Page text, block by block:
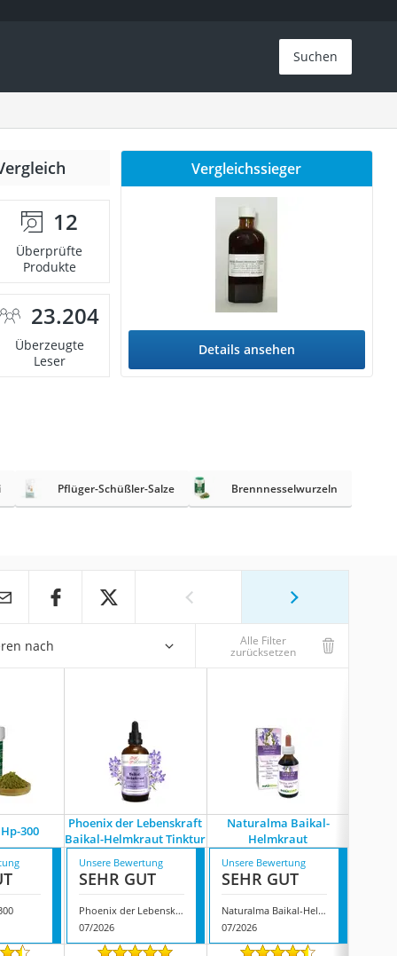
Suchen
12
Überprüfte
Produkte
23.204
Überzeugte
Leser
Vergleichssieger
Details ansehen
Pflüger-Schüßler-Salze Brennnesselwurzeln
nach Alle Filter
zurücksetzen
300
Phoenix der Lebenskraft
Baikal-Helmkraut Tinktur
Naturalma Baikal-
Helmkraut
Unsere Bewertung
SEHR GUT
Phoenix der Lebenskraft Baikal-Helmkraut Tinktur
07/2026
Unsere Bewertung
SEHR GUT
Naturalma Baikal-Helmkraut
07/2026